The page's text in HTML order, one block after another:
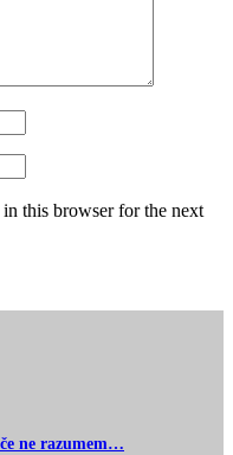
this browser for the next
ne razumem…